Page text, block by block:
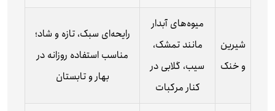
شیرین
و خنک
میوه‌های آبدار
مانند تمشک،
سیب، گلابی در
کنار مرکبات
رایحه‌ای سبک، تازه و شاد؛
مناسب استفاده روزانه در
بهار و تابستان